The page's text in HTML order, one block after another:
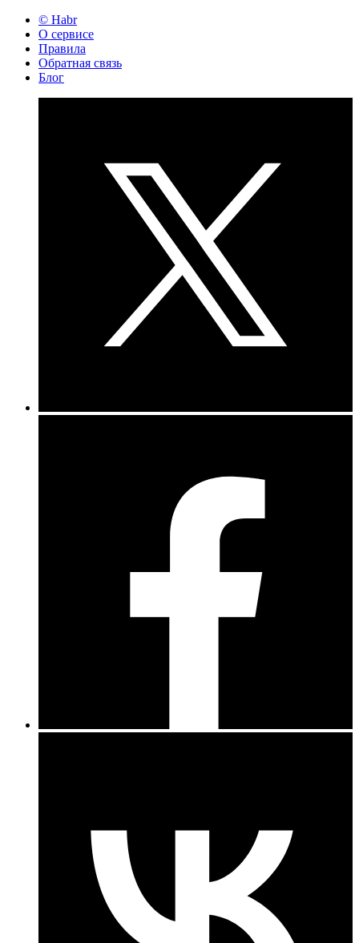
© Habr
О сервисе
Правила
Обратная связь
Блог